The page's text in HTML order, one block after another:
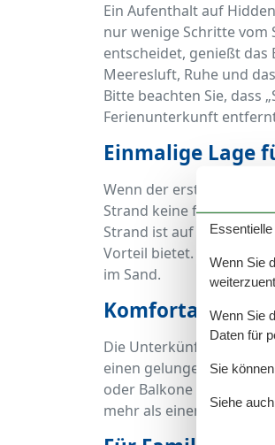
Ein Aufenthalt auf
nur wenige Schritte
entscheidet, genießt das
Meeresluft, Ruhe und
Bitte beachten Sie, dass
Ferienunterkunft
Einmalige Lage
Wenn der erste Kaffee
Strand keine fünf
Strand ist auf
Vorteil bietet. Ideal für
im Sand.
Komfortabel
Die Unterkünfte am
einen gelungenen
oder Balkone und oft
mehr als einen kurzen
Wenn Sie
Wenn Sie
Daten für
Sie
Siehe